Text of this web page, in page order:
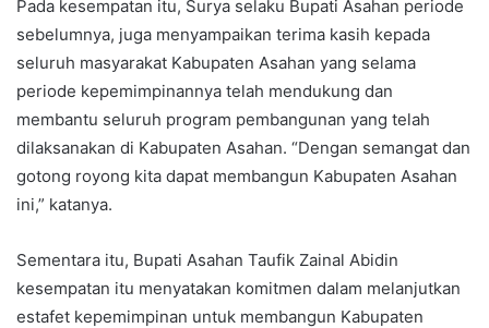
Pada kesempatan itu, Surya selaku Bupati Asahan periode
sebelumnya, juga menyampaikan terima kasih kepada
seluruh masyarakat Kabupaten Asahan yang selama
periode kepemimpinannya telah mendukung dan
membantu seluruh program pembangunan yang telah
dilaksanakan di Kabupaten Asahan. “Dengan semangat dan
gotong royong kita dapat membangun Kabupaten Asahan
ini,” katanya.
Sementara itu, Bupati Asahan Taufik Zainal Abidin
kesempatan itu menyatakan komitmen dalam melanjutkan
estafet kepemimpinan untuk membangun Kabupaten